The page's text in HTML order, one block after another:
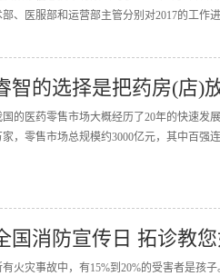
部、医服部和运营部主管分别对2017的工作
智的选择是把药房(店)
国的医药零售市场大概经历了20年的快速发
家，零售市场总规模约3000亿元，其中百强
国消防宣传日 拓诊教
有火灾事故中，有15%到20%的受害者是孩